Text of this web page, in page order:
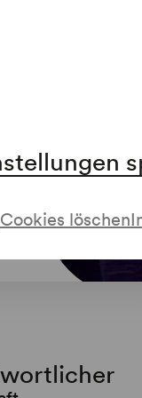
Cookies löschen
in